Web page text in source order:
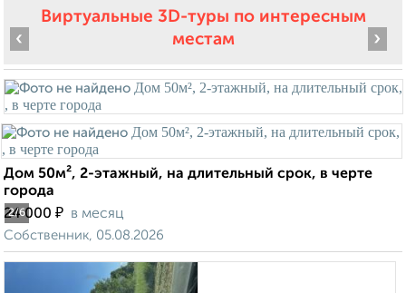
Виртуальные 3D-туры по интересным
местам
2/6
‹ ›
Дом 50м², 2-этажный, на длительный срок, в черте
города
24 000 ₽ в месяц
Собственник, 05.08.2026